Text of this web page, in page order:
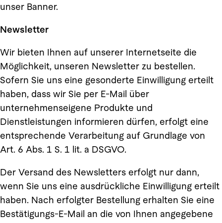
unser Banner.
Newsletter
Wir bieten Ihnen auf unserer Internetseite die
Möglichkeit, unseren Newsletter zu bestellen.
Sofern Sie uns eine gesonderte Einwilligung erteilt
haben, dass wir Sie per E-Mail über
unternehmenseigene Produkte und
Dienstleistungen informieren dürfen, erfolgt eine
entsprechende Verarbeitung auf Grundlage von
Art. 6 Abs. 1 S. 1 lit. a DSGVO.
Der Versand des Newsletters erfolgt nur dann,
wenn Sie uns eine ausdrückliche Einwilligung erteilt
haben. Nach erfolgter Bestellung erhalten Sie eine
Bestätigungs-E-Mail an die von Ihnen angegebene